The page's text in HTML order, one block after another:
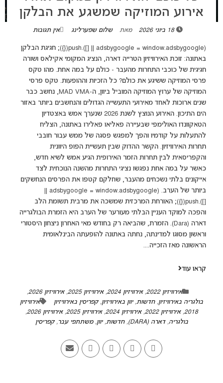
אירוע המוזיקה שמשגע את הבלקן
18 ביוני 2026 מאת שלום שפערלינג אין תגובות
(adsbygoogle = window.adsbygoogle || []).push({}); חגיגת הבלקן
באתונה: זוכת האירוויזיון הטרייה דארה, הנציג המקומי אקילאס ושורה
חגיגית של כוכבי התחרות מהעבר - כולם על במה אחת. מהו טקס
פרסי המוזיקה ששיגע את כולם? כל הזכיות וההופעות. טקס פרסי
המוזיקה של ערוץ המוזיקה המוביל ביוון, ה-MAD VMA, נחשב כבר
שנים ארוכות לאחד מאירועי התעשייה הגדולים והנחשבים ביותר באזור
הים התיכון. האירוע הנוצץ לשנת 2026 שנערך אמש באצטדיון
הטאקוונדו האולימפי שבעיירה פאליאו פאלירו באתונה, הצליח
להתעלות על קודמיו והפך למפגש פסגה של ממש עבור חובבי
תחרות האירוויזיון. הקשר ההדוק שבין תעשיית הפופ היוונית
והקפריסאית לבין תחרות הזמר האירופית הגיע אמש לשיא חדש,
כאשר על במה אחת נפגשו נציגי התחרות מהשנה הנוכחית לצד
אייקונים בלתי נשכחים מהעבר, שחלקם קטפו את הפרסים הנחשקים
ביותר של הערב. (adsbygoogle = window.adsbygoogle ||
[]).push({}); האורחת המרכזית שמשכה את מרבית תשומת הלב
והפכה למוקד העניין הבלתי מעורער של הערב היא הזמרת הבולגרייה
דארה (Dara). הזמרת, שהביאה רק בחודש מאי האחרון ניצחון היסטורי
וראשון מסוגו למדינתה, נחתה באתונה להופעתה הבינלאומית
הראשונה מאז הזכייה....
קראו עוד
אירוויזיון 2022 ,אירוויזיון 2024 ,אירוויזיון 2025 ,אירוויזיון 2026
,
בולגריה באירוויזיון,חדשות,יוון באירוויזיון,קפריסין באירוויזיון
אירוויזיון
2018
,אירוויזיון 2022 ,אירוויזיון 2024 ,אירוויזיון 2025 ,אירוויזיון 2026
,
בולגריה,דארה (DARA) ,חדשות,יוון,משתתפי עבר,קפריסין